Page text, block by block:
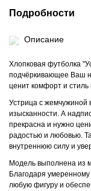
Подробности
Описание
Хлопковая футболка
подчёркивающее Ваш
ценит комфорт и стиль
Устрица с жемчужиной
изысканности. А
прекрасна и нужно
радостью и любовью.
внутреннюю силу и
Модель выполнена из
Благодаря
любую фигуру и